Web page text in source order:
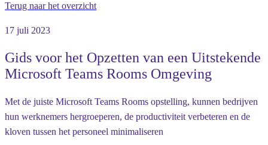
Terug naar het overzicht
17 juli 2023
Gids voor het Opzetten van een Uitstekende
Microsoft Teams Rooms Omgeving
Met de juiste Microsoft Teams Rooms opstelling, kunnen bedrijven
hun werknemers hergroeperen, de productiviteit verbeteren en de
kloven tussen het personeel minimaliseren